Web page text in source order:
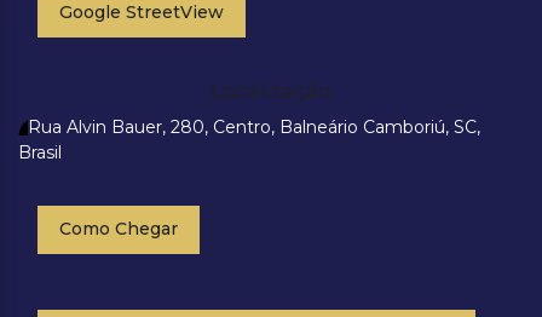
Google StreetView
Localização
Rua Alvin Bauer, 280, Centro, Balneário Camboriú, SC,
Brasil
Como Chegar